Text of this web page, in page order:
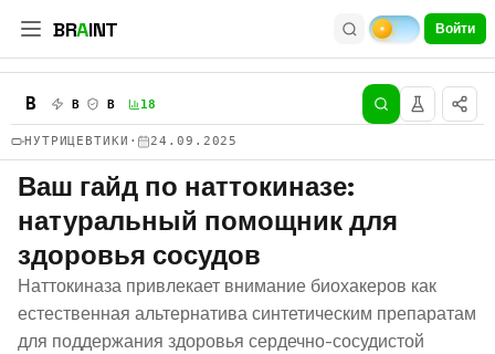
BRAINT Войти
B B B 18
НУТРИЦЕВТИКИ · 24.09.2025
Ваш гайд по наттокиназе:
натуральный помощник для
здоровья сосудов
Наттокиназа привлекает внимание биохакеров как
естественная альтернатива синтетическим препаратам
для поддержания здоровья сердечно-сосудистой